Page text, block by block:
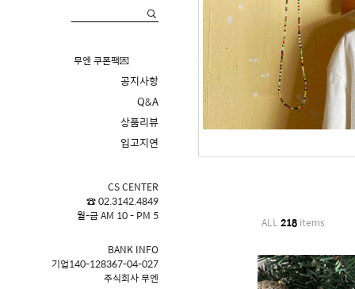
무엔 쿠폰팩💌
공지사항
Q&A
상품리뷰
입고지연
CS CENTER
☎ 02.3142.4849
월-금 AM 10 - PM 5
BANK INFO
기업140-128367-04-027
주식회사 무엔
ALL 218 items